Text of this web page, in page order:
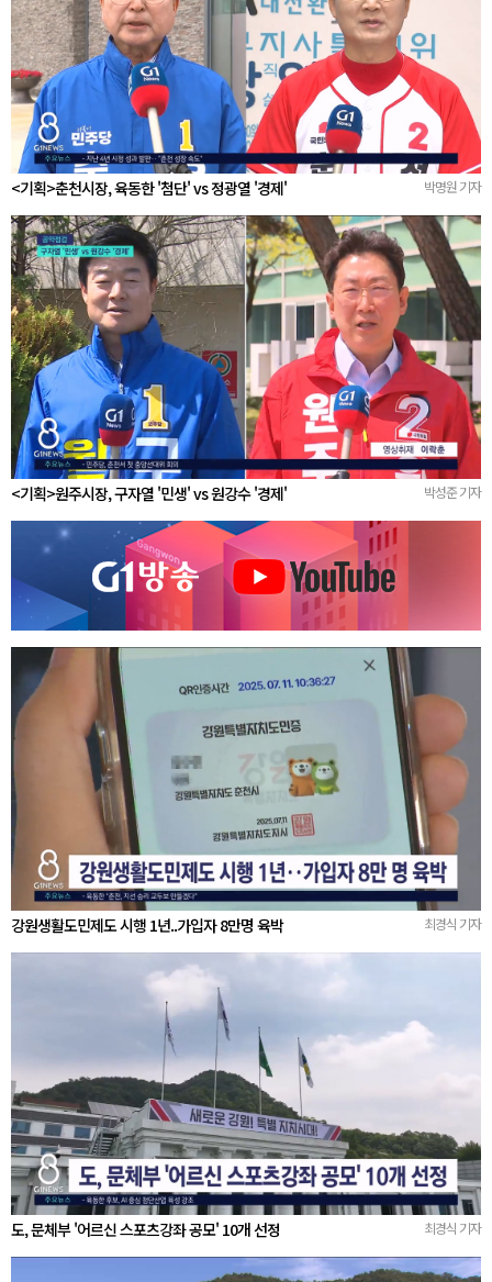
<기획>춘천시장, 육동한 '첨단' vs 정광열 '경제' 박명원 기자
<기획>원주시장, 구자열 '민생' vs 원강수 '경제' 박성준 기자
강원생활도민제도 시행 1년..가입자 8만명 육박 최경식 기자
도, 문체부 '어르신 스포츠강좌 공모' 10개 선정 최경식 기자